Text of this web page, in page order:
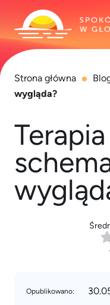
Strona główna
wygląda?
Terapia
Opublikowano: